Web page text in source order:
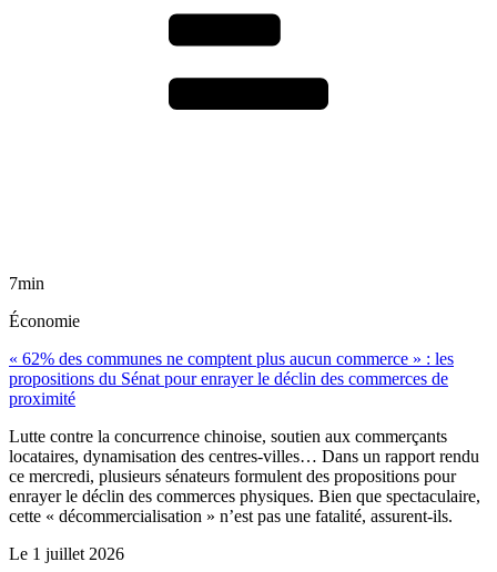
7min
Économie
« 62% des communes ne comptent plus aucun commerce » : les
propositions du Sénat pour enrayer le déclin des commerces de
proximité
Lutte contre la concurrence chinoise, soutien aux commerçants
locataires, dynamisation des centres-villes… Dans un rapport rendu
ce mercredi, plusieurs sénateurs formulent des propositions pour
enrayer le déclin des commerces physiques. Bien que spectaculaire,
cette « décommercialisation » n’est pas une fatalité, assurent-ils.
Le 1 juillet 2026